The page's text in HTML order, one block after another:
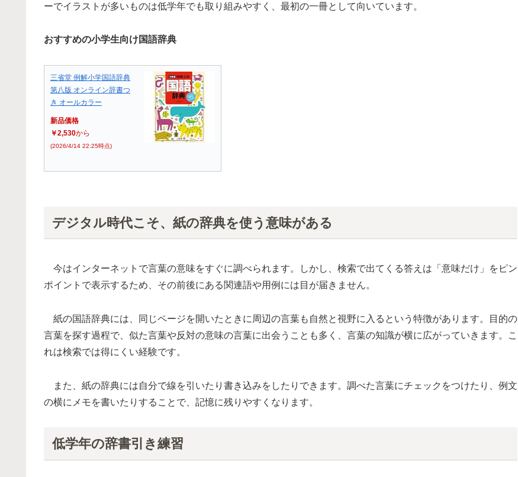
ーでイラストが多いものは低学年でも取り組みやすく、最初の一冊として向いています。
おすすめの小学生向け国語辞典
三省堂 例解小学国語辞典
第八版 オンライン辞書つ
き オールカラー
新品価格
￥2,530から
(2026/4/14 22:25時点)
デジタル時代こそ、紙の辞典を使う意味がある
今はインターネットで言葉の意味をすぐに調べられます。しかし、検索で出てくる答えは「意味だけ」をピン
ポイントで表示するため、その前後にある関連語や用例には目が届きません。
紙の国語辞典には、同じページを開いたときに周辺の言葉も自然と視野に入るという特徴があります。目的の
言葉を探す過程で、似た言葉や反対の意味の言葉に出会うことも多く、言葉の知識が横に広がっていきます。こ
れは検索では得にくい経験です。
また、紙の辞典には自分で線を引いたり書き込みをしたりできます。調べた言葉にチェックをつけたり、例文
の横にメモを書いたりすることで、記憶に残りやすくなります。
低学年の辞書引き練習